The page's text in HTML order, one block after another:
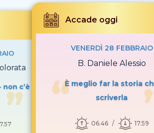
non c’è
Accade oggi
VENERDÌ 28 FEBBRAIO
B. Daniele Alessio
È meglio far la storia
scriverla
06.46 17.59